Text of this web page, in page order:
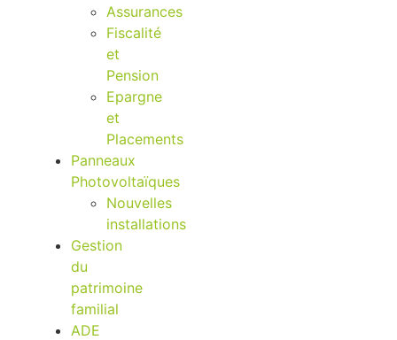
Assurances
Fiscalité
et
Pension
Epargne
et
Placements
Panneaux
Photovoltaïques
Nouvelles
installations
Gestion
du
patrimoine
familial
ADE